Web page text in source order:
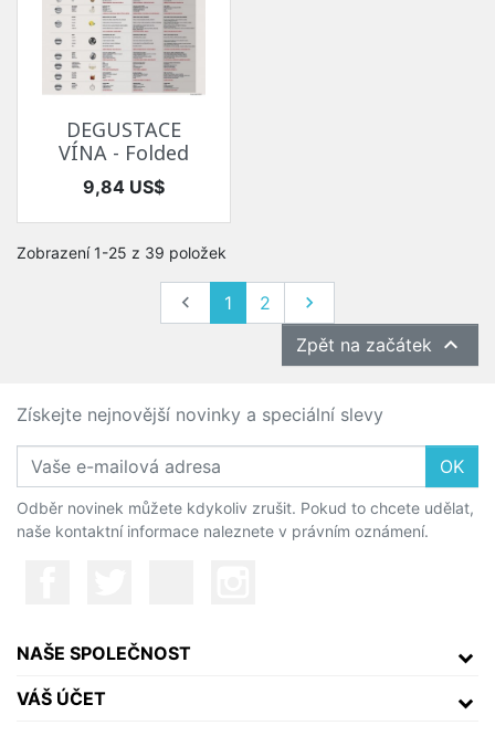
DEGUSTACE
VÍNA - Folded
Cena
9,84 US$
Zobrazení 1-25 z 39 položek
Předchozí
 1 2 Další

Zpět na začátek 
Získejte nejnovější novinky a speciální slevy
OK
Odběr novinek můžete kdykoliv zrušit. Pokud to chcete udělat,
naše kontaktní informace naleznete v právním oznámení.
NAŠE SPOLEČNOST
VÁŠ ÚČET